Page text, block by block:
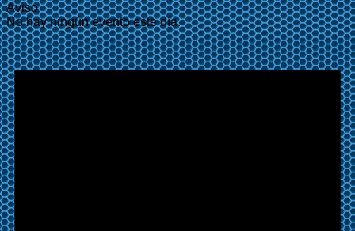
Aviso
No hay ningún evento este día.